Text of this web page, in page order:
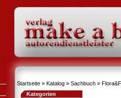
Startseite » Katalog » Sachbuch »
Kategorien